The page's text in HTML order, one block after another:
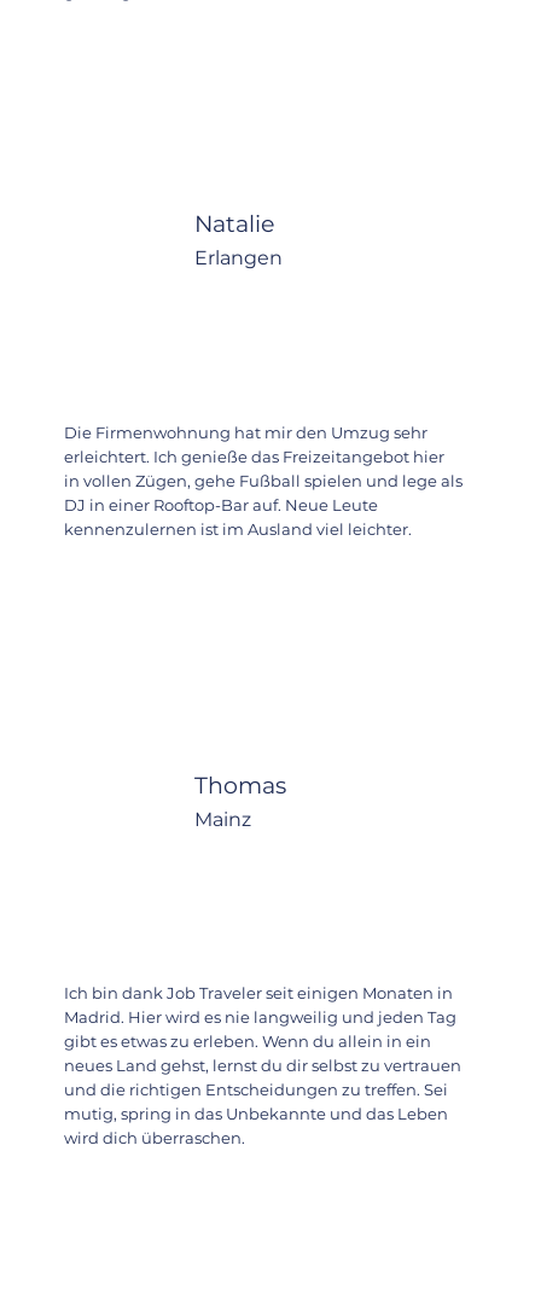
Natalie
Erlangen
Die Firmenwohnung hat mir den Umzug sehr
erleichtert. Ich genieße das Freizeitangebot hier
in vollen Zügen, gehe Fußball spielen und lege als
DJ in einer Rooftop-Bar auf. Neue Leute
kennenzulernen ist im Ausland viel leichter.
Thomas
Mainz
Ich bin dank Job Traveler seit einigen Monaten in
Madrid. Hier wird es nie langweilig und jeden Tag
gibt es etwas zu erleben. Wenn du allein in ein
neues Land gehst, lernst du dir selbst zu vertrauen
und die richtigen Entscheidungen zu treffen. Sei
mutig, spring in das Unbekannte und das Leben
wird dich überraschen.